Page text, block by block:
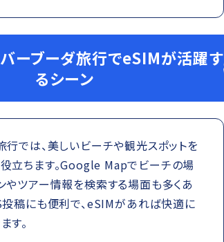
バーブーダ旅行でeSIMが活躍す
るシーン
行では、美しいビーチや観光スポットを
立ちます。Google Mapでビーチの場
やツアー情報を検索する場面も多くあ
投稿にも便利で、eSIMがあれば快適に
す。